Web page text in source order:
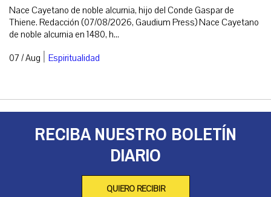
Nace Cayetano de noble alcurnia, hijo del Conde Gaspar de
Thiene. Redacción (07/08/2026, Gaudium Press) Nace Cayetano
de noble alcurnia en 1480, h...
07 / Aug | Espiritualidad
RECIBA NUESTRO BOLETÍN
DIARIO
QUIERO RECIBIR